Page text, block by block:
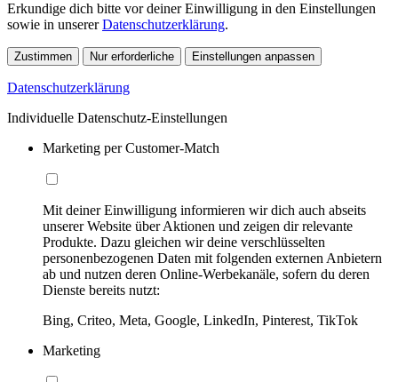
Erkundige dich bitte vor deiner Einwilligung in den Einstellungen
sowie in unsererDatenschutzerklärung.
Zustimmen Nur erforderliche Einstellungen anpassen
Datenschutzerklärung
Individuelle Datenschutz-Einstellungen
Marketing per Customer-Match
Mit deiner Einwilligung informieren wir dich auch abseits
unserer Website über Aktionen und zeigen dir relevante
Produkte. Dazu gleichen wir deine verschlüsselten
personenbezogenen Daten mit folgenden externen Anbietern
ab und nutzen deren Online-Werbekanäle, sofern du deren
Dienste bereits nutzt:
Bing, Criteo, Meta, Google, LinkedIn, Pinterest, TikTok
Marketing